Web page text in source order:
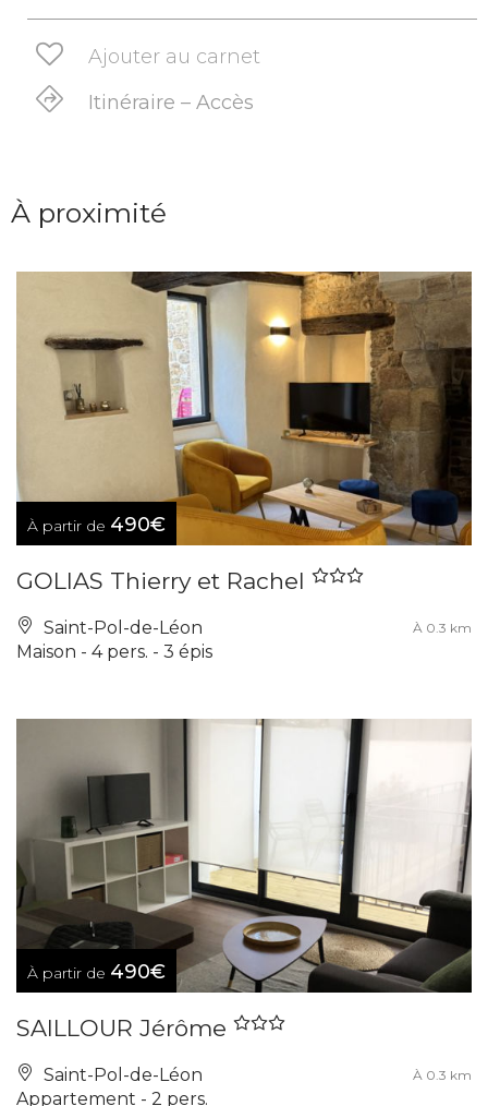
Ajouter au carnet
Itinéraire – Accès
À proximité
À partir de 490€
GOLIAS Thierry et Rachel
Saint-Pol-de-Léon À 0.3 km
Maison - 4 pers. - 3 épis
À partir de 490€
SAILLOUR Jérôme
Saint-Pol-de-Léon À 0.3 km
Appartement - 2 pers.